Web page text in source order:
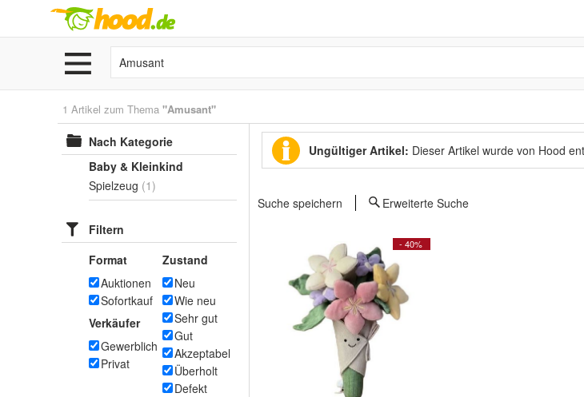
1 Artikel zum Thema "Amusant"
Nach Kategorie
Baby & Kleinkind
Spielzeug (1)
Filtern
Format
Auktionen
Sofortkauf
Verkäufer
Gewerblich
Privat
Zustand
Neu
Wie neu
Sehr gut
Gut
Akzeptabel
Überholt
Defekt
Ungültiger Artikel: Dieser Artikel wurde von Hood
Suche speichern Erweiterte Suche
- 40%